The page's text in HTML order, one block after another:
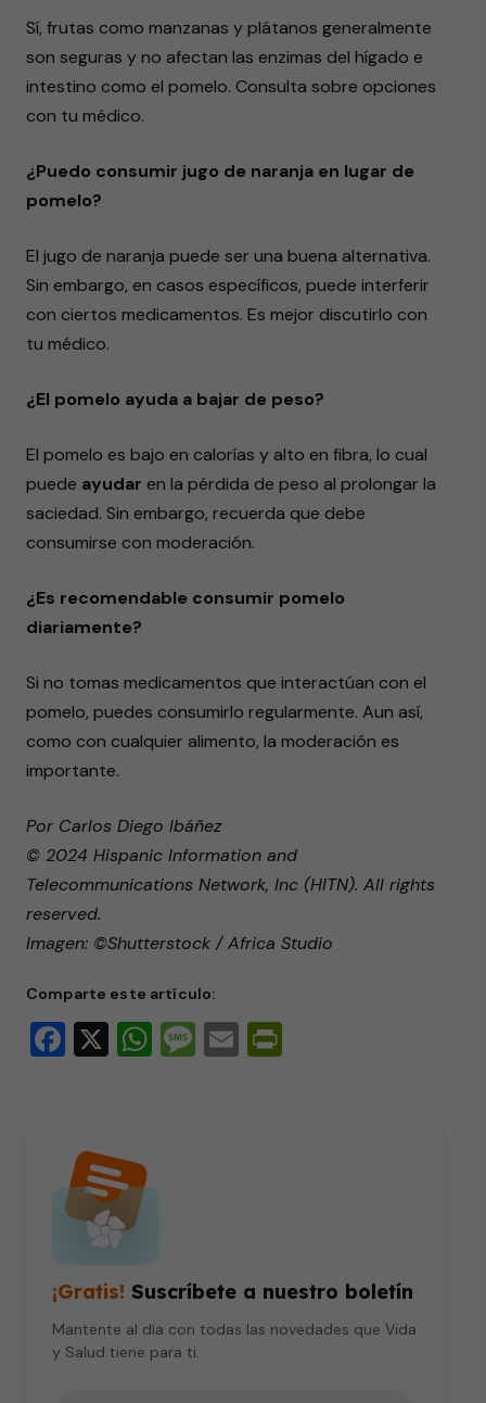
Sí, frutas como manzanas y plátanos generalmente
son seguras y no afectan las enzimas del hígado e
intestino como el pomelo. Consulta sobre opciones
con tu médico.
¿Puedo consumir jugo de naranja en lugar de
pomelo?
El jugo de naranja puede ser una buena alternativa.
Sin embargo, en casos específicos, puede interferir
con ciertos medicamentos. Es mejor discutirlo con
tu médico.
¿El pomelo ayuda a bajar de peso?
El pomelo es bajo en calorías y alto en fibra, lo cual
puede ayudar en la pérdida de peso al prolongar la
saciedad. Sin embargo, recuerda que debe
consumirse con moderación.
¿Es recomendable consumir pomelo
diariamente?
Si no tomas medicamentos que interactúan con el
pomelo, puedes consumirlo regularmente. Aun así,
como con cualquier alimento, la moderación es
importante.
Por Carlos Diego Ibáñez
© 2024 Hispanic Information and
Telecommunications Network, Inc (HITN). All rights
reserved.
Imagen: ©Shutterstock / Africa Studio
Comparte este artículo:
Facebook
X WhatsApp
Message
Email
¡Gratis! Suscríbete a nuestro boletín
Mantente al día con todas las novedades que Vida
y Salud tiene para ti.